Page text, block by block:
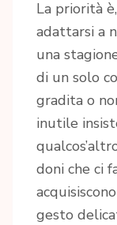
La priorità
adattarsi a
una
di un solo
gradita o
inutile
doni che ci
gesto